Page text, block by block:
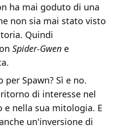
ha mai goduto di una
non sia mai stato visto
Quindi
Spider-Gwen e
per Spawn? Sì e no.
di interesse nel
e nella sua mitologia. E
un'inversione di